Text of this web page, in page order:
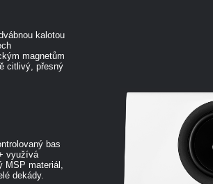
kalotou
magnetům
citlivý, přesný
bas
využívá
MSP materiál,
dekády.